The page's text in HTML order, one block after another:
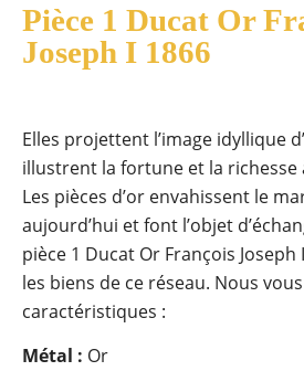
Pièce 1 Ducat Or
Joseph I 1866
Elles projettent l’image idyllique
illustrent la fortune et la richesse
Les pièces d’or envahissent le
aujourd’hui et font l’objet
pièce 1 Ducat Or François
les biens de ce réseau. Nous
caractéristiques :
Métal : Or